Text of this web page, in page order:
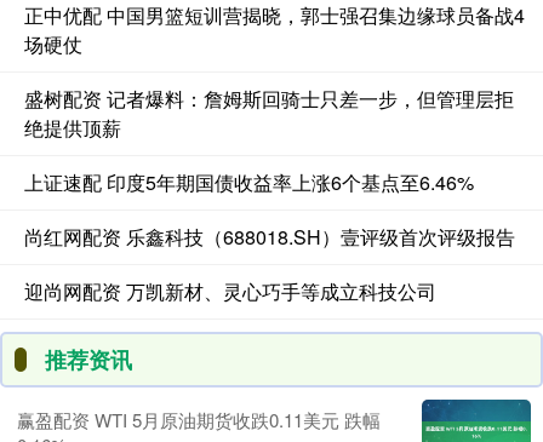
正中优配 中国男篮短训营揭晓，郭士强召集边缘球员备战4
场硬仗
盛树配资 记者爆料：詹姆斯回骑士只差一步，但管理层拒
绝提供顶薪
上证速配 印度5年期国债收益率上涨6个基点至6.46%
尚红网配资 乐鑫科技（688018.SH）壹评级首次评级报告
迎尚网配资 万凯新材、灵心巧手等成立科技公司
推荐资讯
赢盈配资 WTI 5月原油期货收跌0.11美元 跌幅